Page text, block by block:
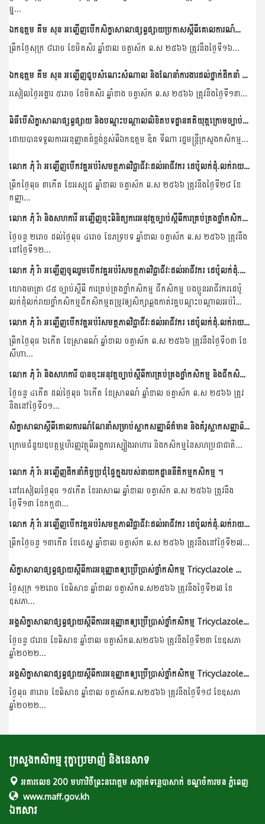
ធ្នូ...
ឯកឧត្តម គឹម សុន អញ្ជើញបើកសិក្ខាសាលាផ្សព្វផ្សាយប្រកាសស្តីពីគោលការណ៍ណែនាំសម្រាប់ស្លាកសញ្ញាព័ត៌មានថ្នាំកសិកម្ម និងគំរូស្លាកសញ្ញាព័ត៌មានថ្នាំកសិកម្ម និងការប្រើប្រាស់ប្រព័ន្ធ...
ព្រឹកថ្ងៃសុក្រ ៨រោច ខែមិគសិរ ឆ្នាំខាល ចត្វាស័ក ព.ស ២៥៦៦ ត្រូវនឹងថ្ងៃទី១៦...
ឯកឧត្តម គឹម សុន អញ្ជើញជួបសំណេះសំណាល និងណែនាំការងារដល់ថ្នាក់ដឹកនាំ និងមន្រ្តីរាជការនាយកដ្ឋាននីតិកម្មកសិកម្ម ។
រសៀលថ្ងៃអង្គារ ៥រោច ខែមិគសិរ ឆ្នាំខាង ចត្វាស័ក ព.ស ២៥៦៦ ត្រូវនឹងថ្ងៃទី១៣...
ពិធីបើសិក្ខាសាលាផ្សព្វផ្សាយ និងបណ្តុះបណ្តាលលិខិតបទដ្ខានគតិយុត្តក្រោមច្បាប់ស្តីពីការគ្រប់គ្រងថ្នាំកសិកម្ម និងជីកសិកម្មដល់មន្រ្តីនីតិកម្មកសិកម្ម រាជធានី.ខ�...
ដោយបានទទួលការអនុញ្ញាតដ៍ខ្ពង់ខ្ពស់ពីឯកឧត្តម ឌិត ទីណា រដ្ឋមន្រ្តីក្រសួងកសិកម្ម...
លោក ភុំ រ៉ា អញ្ជើញបើកវគ្គអប់រំសមត្ថភាពវិជ្ជាជីវៈដល់អាជីវករ ដេប៉ូលក់ដុំ.លក់រាយ ថ្នាំកសិកម្ម និងជីកសិកម្មនៅមន្ទីរកសិកម្ម រុក្ខាប្រមាញ់និងនេសាទខេត្តស្ទឹងត្រែង�...
ព្រឹកថ្ងៃពុធ ៣កើត ខែអស្សុជ ឆ្នាំខាល ចត្វាស័ក ព.ស ២៥៦៦ ត្រូវនឹងថៃ្ងទី២៨ ខែ
កញ្ញា...
លោក ភុំ រ៉ា និងសហការី អញ្ជើញចុះពិនិត្យការអនុវត្តច្បាប់ស្តីពីការគ្រប់គ្រងថ្នាំកសិកម្ម និងជីកសិកម្ម នៅខេត្តប៉ៃលិន និងខេត្តបាត់ដំបង ។
ថ្ងៃចន្ទ ២រោច​ ដល់ថ្ងៃពុធ ៤រោច ខែភទ្របទ ឆ្នាំខាល ចត្វាស័ក ព.ស ២៥៦៦ ត្រូវនឹង
នៅថ្ងៃទី១២...
លោក ភុំ រ៉ា អញ្ជើញចូលរួមបើកវគ្គអប់រំសមត្ថភាពវិជ្ជាជីវៈដល់អាជីវករ ដេប៉ូលក់ដុំ.លក់រាយ ថ្នាំកសិកម្ម និងជីកសិកម្មនៅមន្ទីរកសិកម្ម រុក្ខាប្រមាញ់និងនេសាទខេត្តព្រះវិហារ...
យោងមាត្រា ៨៥ ច្បាប់ស្តីពី ការគ្រប់គ្រងថ្នាំកសិកម្ម ជីកសិកម្ម បងប្អូនអាជីវករដេប៉ូ
លក់ដុំលក់រាយថ្នាំកសិកម្មជីកសិកម្មតម្រូវឲ្យសិក្សាឆ្លងកាត់វគ្គបណ្តុះបណ្តាលអប់រំ
សមត្ថភាពវិជ្ជាជីវ:ស្តីពីនីតិវិធី...
លោក ភុំ រ៉ា អញ្ជើញបើកវគ្គអប់រំសមត្ថភាពវិជ្ជាជីវៈដល់អាជីវករ ដេប៉ូលក់ដុំ.លក់រាយ ថ្នាំកសិកម្ម និងជីកសិកម្មនៅមន្ទីរកសិកម្ម រុក្ខាប្រមាញ់និងនេសាទខេត្តកំពត ។
ព្រឹកថ្ងៃពុធ ៦កើត ខែស្រាពណ៍ ឆ្នាំខាល ចត្វាស័ក ព.ស ២៥៦៦ ត្រូវនឹងថ្ងៃទី០៣ ខែ
សីហា...
លោក ភុំ រ៉ា និងសហការី បានចុះអនុវត្តច្បាប់ស្តីពីការគ្រប់គ្រងថ្នាំកសិកម្ម និងជីកសិកម្ម នៅខេត្តកំពត និងខេត្តតាកែវ។
ថ្ងៃចន្ទ ៤កើត​ ដល់ថ្ងៃពុធ ៦កើត ខែស្រាពណ៍ ឆ្នាំខាល ចត្វាស័ក ព.ស ២៥៦៦ ត្រូវ
នឹងនៅថ្ងៃទី០១...
សិក្ខាសាលាស្តីពីគោលការណ៍ណែនាំសម្រាប់ស្លាកសញ្ញាព័ត៌មាន និងគំរូស្លាកសញ្ញាព័ត៌មាននៃថ្នាំកសិកម្ម បានប្រារព្ធបើកនៅខេត្តឧត្តរមានជ័យមាន។
ក្រោមជំនួយឧបត្ថម្ភហិរញ្ញវត្ថុពីអង្គការស្បៀងអាហារ និងកសិកម្មនៃសហប្រជាជាតិ...
លោក ភុំ រ៉ា អញ្ជើញដឹកនាំកិច្ចប្រជុំផ្ទៃក្នុងរបស់នាយកដ្ឋាននីតិកម្មកសិកម្ម ។
នៅរសៀលថ្ងៃពុធ ១៥កើត ខែអាសាឍ ឆ្នាំខាល ចត្វាស័ក ព.ស ២៥៦៦ ត្រូវនឹង
ថ្ងៃទី១៣ ខែកក្កដា...
លោក ភុំ រ៉ា អញ្ជើញបើកវគ្គអប់រំសមត្ថភាពវិជ្ជាជីវៈដល់អាជីវករ ដេប៉ូលក់ដុំ.លក់រាយ ថ្នាំកសិកម្ម និងជីកសិកម្មនៅមន្ទីរកសិកម្ម រុក្ខាប្រមាញ់និងនេសាទខេត្តសៀមរាប ។
ព្រឹកថ្ងៃចន្ទ ១៣កើត ខែជេស្ន ឆ្នាំខាល ចត្វាស័ក ព.ស ២៥៦៦ ត្រូវនឹងនៅថ្ងៃទី២៧...
សិក្ខាសាលាផ្សព្វផ្សាយស្តីពីការអនុញ្ញាតឲ្យប្រើប្រាស់ថ្នាំកសិកម្ម Tricyclazole ឡើងវិញ និងការណែនាំពីរបៀបប្រើប្រាស់ ត្រូវបើកនាទីស្តីការក្រសួង កសិកម្ម រុក្ខាប្រមាញ់ និងនេសាទ...
ថ្ងៃសុក្រ ១២រោច ខែពិសាខ ឆ្នាំខាល ចត្វាស័កព.ស២៥៦៦ ត្រូវនឹងថ្ងៃទី២៧ ខែ
ឧសភា...
អង្គសិក្ខាសាលាផ្សព្វផ្សាយស្តីពីការអនុញ្ញាតឲ្យប្រើប្រាស់ថ្នាំកសិកម្ម Tricyclazole ឡើងវិញ និងការណែនាំពីរបៀបប្រើប្រាស់ នៅខេត្តព្រៃវែង ។
ថ្ងៃចន្ទ ៨រោច ខែពិសាខ ឆ្នាំខាល ចត្វាស័កព.ស២៥៦៦ ត្រូវនឹងថ្ងៃទី២៣ ខែឧសភា
ឆ្នាំ២០២២...
អង្គសិក្ខាសាលាផ្សព្វផ្សាយស្តីពីការអនុញ្ញាតឲ្យប្រើប្រាស់ថ្នាំកសិកម្ម Tricyclazole ឡើងវិញ និងការណែនាំពីរបៀបប្រើប្រាស់ នៅខេត្តបាត់ដំបង ។
ថ្ងៃពុធ ៣រោច ខែពិសាខ ឆ្នាំខាល ចត្វាស័កព.ស២៥៦៦ ត្រូវនឹងថ្ងៃទី១៨ ខែឧសភា
ឆ្នាំ២០២២...
ក្រសួងកសិកម្ម រុក្ខាប្រមាញ់ និងនេសាទ
អគារលេខ 200 មហាវិថីព្រះនរោត្តម សង្កាត់ទន្លេបាសាក់ ខណ្ឌចំការមន ភ្នំពេញ
www.maff.gov.kh
ឯកសារ